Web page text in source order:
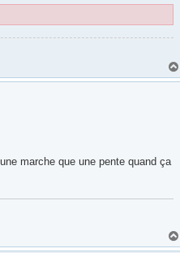
marche que une pente quand ça